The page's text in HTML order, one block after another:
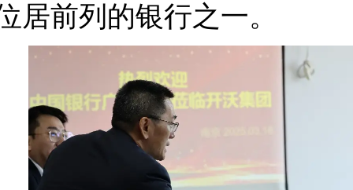
居前列的银行之一。